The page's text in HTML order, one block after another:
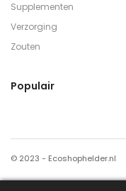
Supplementen
Verzorging
Zouten
Populair
© 2023 - Ecoshophelder.nl